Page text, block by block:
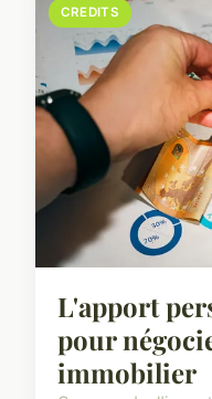
CREDITS
L'apport
pour
immobilier